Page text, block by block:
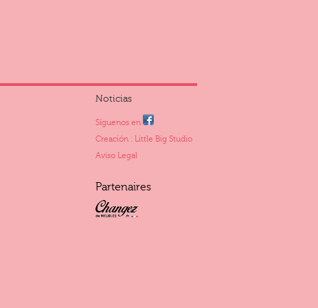
Noticias
Síguenos en
Creación : Little Big Studio
Aviso Legal
Partenaires